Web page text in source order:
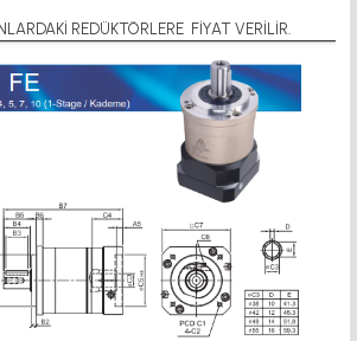
REDÜKTÖRLERE FİYAT VERİLİR.